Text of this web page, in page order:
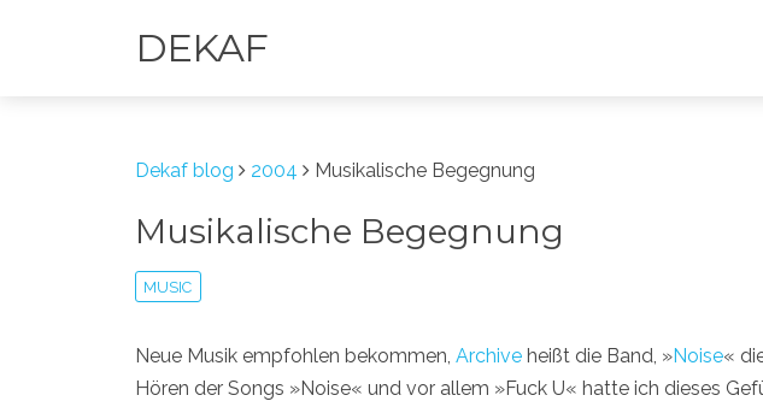
DEKAF
Dekaf blog 2004 Musikalische Begegnung
Musikalische Begegnung
MUSIC
Neue Musik empfohlen bekommen, Archive heißt die Band, »Noise«
Hören der Songs »Noise« und vor allem »Fuck U« hatte ich dieses